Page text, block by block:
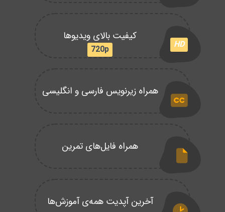
HD
کیفیت بالای ویدیوها
720p
همراه زیرنویس فارسی و انگلیسی
همراه فایل‌های تمرین
آخرین آپدیت همه‌ی آموزش‌ها